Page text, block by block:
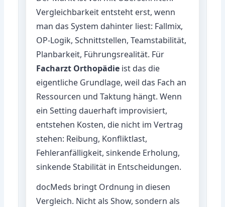
Vergleichbarkeit entsteht erst, wenn
man das System dahinter liest: Fallmix,
OP-Logik, Schnittstellen, Teamstabilität,
Planbarkeit, Führungsrealität. Für
Facharzt Orthopädie ist das die
eigentliche Grundlage, weil das Fach an
Ressourcen und Taktung hängt. Wenn
ein Setting dauerhaft improvisiert,
entstehen Kosten, die nicht im Vertrag
stehen: Reibung, Konfliktlast,
Fehleranfälligkeit, sinkende Erholung,
sinkende Stabilität in Entscheidungen.
docMeds bringt Ordnung in diesen
Vergleich. Nicht als Show, sondern als